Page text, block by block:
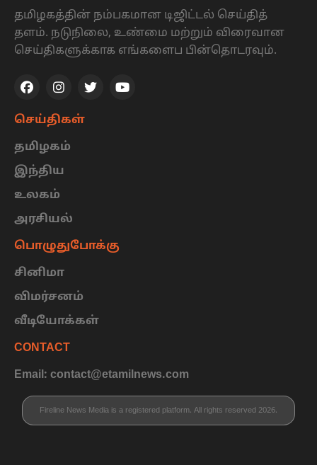
தமிழகத்தின் நம்பகமான டிஜிட்டல் செய்தித்
தளம். நடுநிலை, உண்மை மற்றும் விரைவான
செய்திகளுக்காக எங்களைப பின்தொடரவும்.
செய்திகள்
தமிழகம்
இந்திய
உலகம்
அரசியல்
பொழுதுபோக்கு
சினிமா
விமர்சனம்
வீடியோக்கள்
CONTACT
Email: contact@etamilnews.com
Fireline News Media is a registered platform. All rights reserved 2026.